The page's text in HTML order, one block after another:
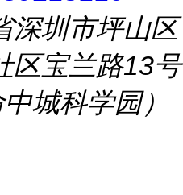
深圳市坪山区
区宝兰路13号
城科学园）